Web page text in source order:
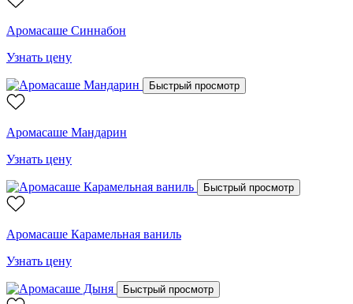
Аромасаше Синнабон
Узнать цену
Быстрый просмотр
Аромасаше Мандарин
Узнать цену
Быстрый просмотр
Аромасаше Карамельная ваниль
Узнать цену
Быстрый просмотр